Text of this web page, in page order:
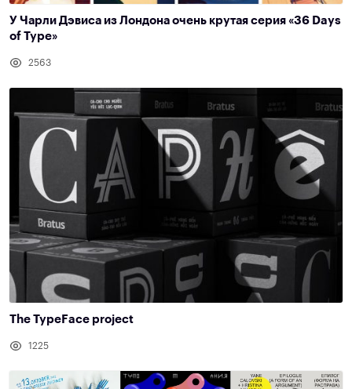
У Чарли Дэвиса из Лондона очень крутая серия «36 Days
of Type»
2563
The TypeFace project
1225